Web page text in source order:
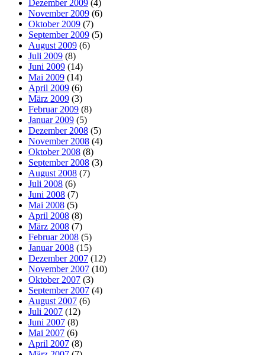
Dezember 2009 (4)
November 2009 (6)
Oktober 2009 (7)
September 2009 (5)
August 2009 (6)
Juli 2009 (8)
Juni 2009 (14)
Mai 2009 (14)
April 2009 (6)
März 2009 (3)
Februar 2009 (8)
Januar 2009 (5)
Dezember 2008 (5)
November 2008 (4)
Oktober 2008 (8)
September 2008 (3)
August 2008 (7)
Juli 2008 (6)
Juni 2008 (7)
Mai 2008 (5)
April 2008 (8)
März 2008 (7)
Februar 2008 (5)
Januar 2008 (15)
Dezember 2007 (12)
November 2007 (10)
Oktober 2007 (3)
September 2007 (4)
August 2007 (6)
Juli 2007 (12)
Juni 2007 (8)
Mai 2007 (6)
April 2007 (8)